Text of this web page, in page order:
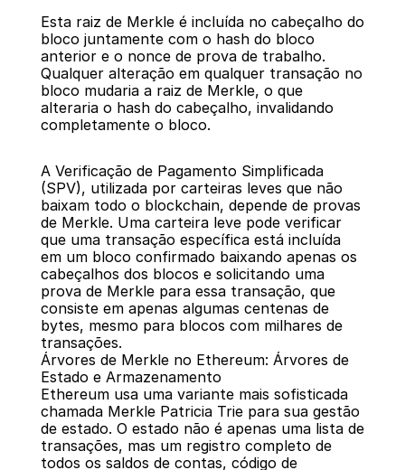
Esta raiz de Merkle é incluída no cabeçalho do
bloco juntamente com o hash do bloco
anterior e o nonce de prova de trabalho.
Qualquer alteração em qualquer transação no
bloco mudaria a raiz de Merkle, o que
alteraria o hash do cabeçalho, invalidando
completamente o bloco.
A Verificação de Pagamento Simplificada
(SPV), utilizada por carteiras leves que não
baixam todo o blockchain, depende de provas
de Merkle. Uma carteira leve pode verificar
que uma transação específica está incluída
em um bloco confirmado baixando apenas os
cabeçalhos dos blocos e solicitando uma
prova de Merkle para essa transação, que
consiste em apenas algumas centenas de
bytes, mesmo para blocos com milhares de
transações.
Árvores de Merkle no Ethereum: Árvores de
Estado e Armazenamento
Ethereum usa uma variante mais sofisticada
chamada Merkle Patricia Trie para sua gestão
de estado. O estado não é apenas uma lista de
transações, mas um registro completo de
todos os saldos de contas, código de